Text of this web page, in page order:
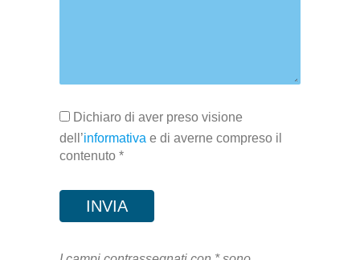
Dichiaro di aver preso visione
dell’informativa e di averne compreso il
contenuto *